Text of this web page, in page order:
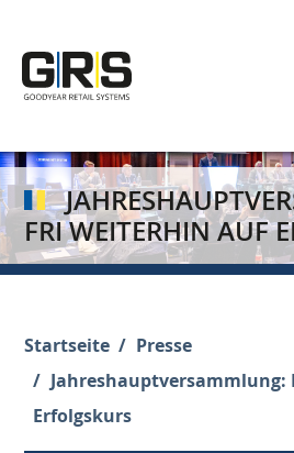
Inhalt
FRI WEITERHIN AUF
Startseite
Presse
Jahreshauptversammlung:
Erfolgskurs